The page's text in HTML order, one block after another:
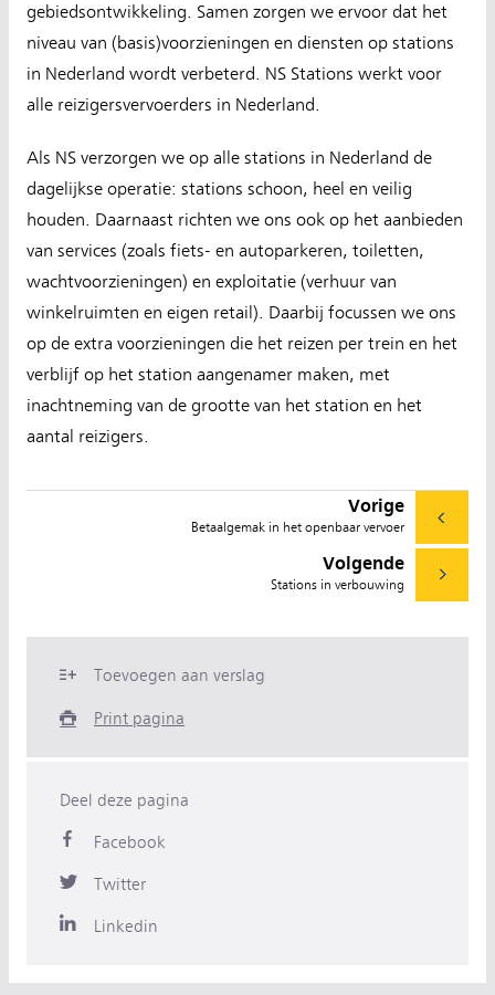
gebiedsontwikkeling. Samen zorgen we ervoor dat het
niveau van (basis)voorzieningen en diensten op stations
in Nederland wordt verbeterd. NS Stations werkt voor
alle reizigersvervoerders in Nederland.
Als NS verzorgen we op alle stations in Nederland de
dagelijkse operatie: stations schoon, heel en veilig
houden. Daarnaast richten we ons ook op het aanbieden
van services (zoals fiets- en autoparkeren, toiletten,
wachtvoorzieningen) en exploitatie (verhuur van
winkelruimten en eigen retail). Daarbij focussen we ons
op de extra voorzieningen die het reizen per trein en het
verblijf op het station aangenamer maken, met
inachtneming van de grootte van het station en het
aantal reizigers.
Vorige
Betaalgemak in het openbaar vervoer
Volgende
Stations in verbouwing
Toevoegen aan verslag
Print pagina
Deel deze pagina
Facebook
Twitter
Linkedin